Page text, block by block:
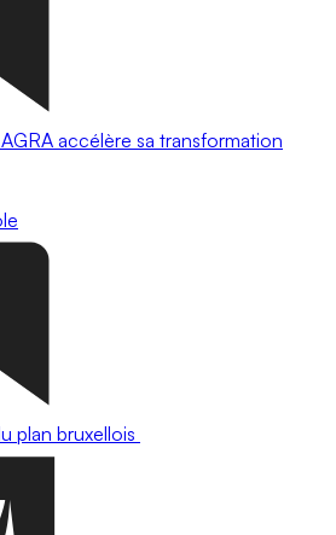
accélère sa transformation
plan bruxellois